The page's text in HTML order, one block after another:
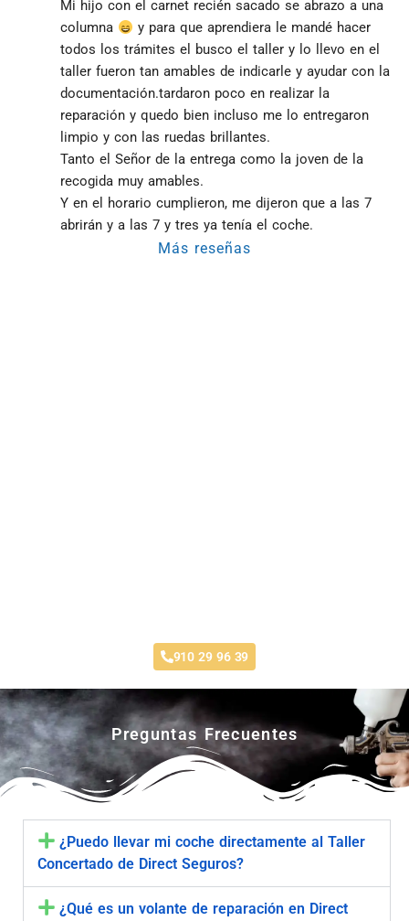
Mi hijo con el carnet recién sacado se abrazo a una
columna
y para que aprendiera le mandé hacer
todos los trámites el busco el taller y lo llevo en el
taller fueron tan amables de indicarle y ayudar con la
documentación.tardaron poco en realizar la
reparación y quedo bien incluso me lo entregaron
limpio y con las ruedas brillantes.
Tanto el Señor de la entrega como la joven de la
recogida muy amables.
Y en el horario cumplieron, me dijeron que a las 7
abrirán y a las 7 y tres ya tenía el coche.
Más reseñas
910 29 96 39
Preguntas Frecuentes
¿Puedo llevar mi coche directamente al Taller
Concertado de Direct Seguros?
¿Qué es un volante de reparación en Direct